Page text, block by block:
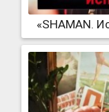
«SHAMAN.